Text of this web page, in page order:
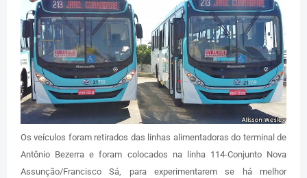
Os veículos foram retirados das linhas alimentadoras do terminal de
Antônio Bezerra e foram colocados na linha 114-Conjunto Nova
Assunção/Francisco Sá, para experimentarem se há melhor